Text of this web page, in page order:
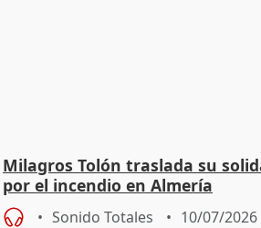
Milagros Tolón traslada su
por el incendio en Almería
Sonido Totales 10/07/2026